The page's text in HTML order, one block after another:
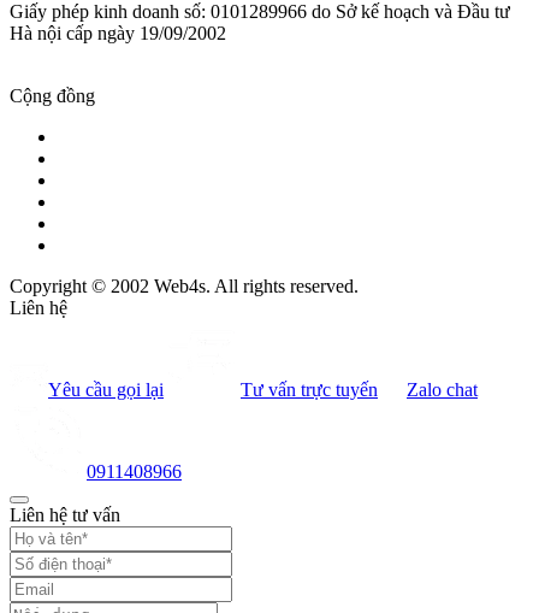
Giấy phép kinh doanh số: 0101289966 do Sở kế hoạch và Đầu tư
Hà nội cấp ngày 19/09/2002
Cộng đồng
Copyright © 2002 Web4s. All rights reserved.
Liên hệ
Yêu cầu gọi lại Tư vấn trực tuyến Zalo chat
0911408966
Liên hệ tư vấn